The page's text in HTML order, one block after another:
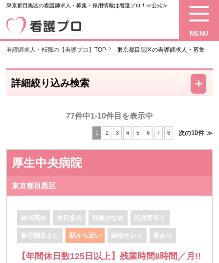
東京都目黒区の看護師求人・募集・採用情報は看護プロ！≪公式≫
MENU
看護師求人・転職の【看護プロ】TOP 東京都目黒区の看護師求人・募集
詳細絞り込み検索 －
＋
77件中1-10件目を表示中
1 2 3 4 5 6 7 8 次の10件 ≫
厚生中央病院
東京都目黒区
給与高め 休日多め 残業少なめ 託児所有り
教育制度よし 駅から近い 建物キレイ 寮あり
【年間休日数125日以上】残業時間8時間／月!!